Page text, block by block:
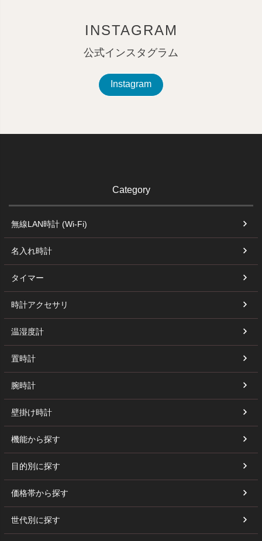
INSTAGRAM
公式インスタグラム
Instagram
Category
無線LAN時計 (Wi-Fi)
名入れ時計
タイマー
時計アクセサリ
温湿度計
置時計
腕時計
壁掛け時計
機能から探す
目的別に探す
価格帯から探す
世代別に探す